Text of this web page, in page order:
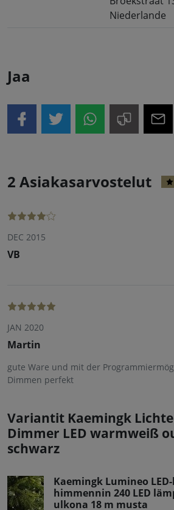
Niederlande
Jaa
2 Asiakasarvostelut
DEC 2015
VB
JAN 2020
Martin
gute Ware und mit der
Dimmen perfekt
Variantit Kaemingk
Dimmer LED warmweiß
schwarz
Kaemingk Lumineo
himmennin 240 LED
ulkona 18 m musta